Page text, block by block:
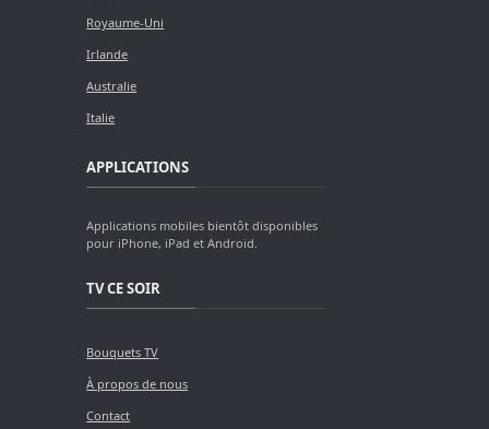
Royaume-Uni
Irlande
Australie
Italie
APPLICATIONS
Applications mobiles bientôt disponibles
pour iPhone, iPad et Android.
TV CE SOIR
Bouquets TV
À propos de nous
Contact